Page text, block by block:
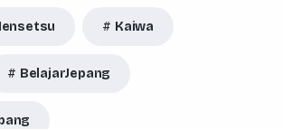
Kaiwa
BelajarJepang